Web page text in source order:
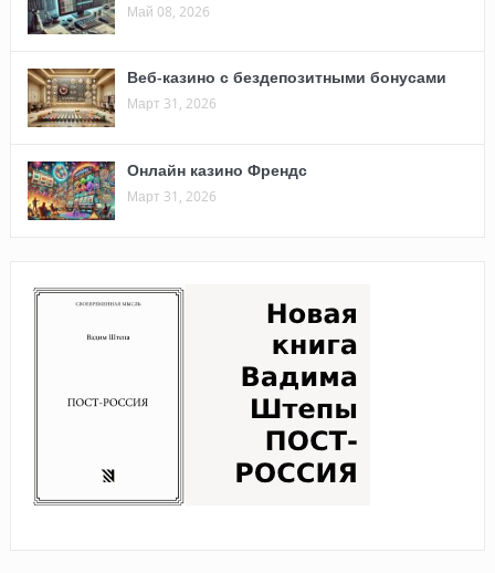
Май 08, 2026
Веб-казино с бездепозитными бонусами
Март 31, 2026
Онлайн казино Френдс
Март 31, 2026